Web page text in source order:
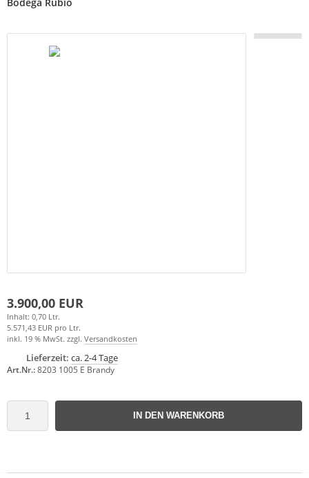
3.900,00 EUR
Inhalt: 0,70 Ltr.
5.571,43 EUR pro Ltr.
inkl. 19 % MwSt. zzgl. Versandkosten
Lieferzeit: ca. 2-4 Tage
Art.Nr.:8203 1005 E Brandy
IN DEN WARENKORB